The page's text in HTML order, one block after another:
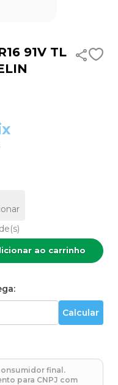
91V TL
ao carrinho
final.
para CNPJ com